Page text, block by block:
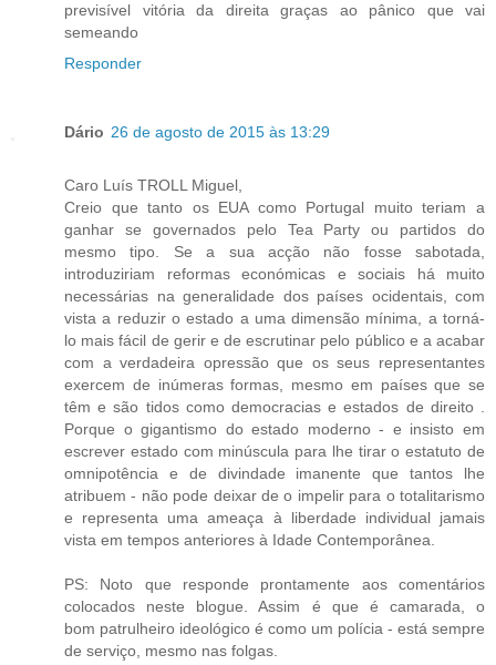
previsível vitória da direita graças ao pânico que vai
semeando
Responder
Dário 26 de agosto de 2015 às 13:29
Caro Luís TROLL Miguel,
Creio que tanto os EUA como Portugal muito teriam a
ganhar se governados pelo Tea Party ou partidos do
mesmo tipo. Se a sua acção não fosse sabotada,
introduziriam reformas económicas e sociais há muito
necessárias na generalidade dos países ocidentais, com
vista a reduzir o estado a uma dimensão mínima, a torná-
lo mais fácil de gerir e de escrutinar pelo público e a acabar
com a verdadeira opressão que os seus representantes
exercem de inúmeras formas, mesmo em países que se
têm e são tidos como democracias e estados de direito .
Porque o gigantismo do estado moderno - e insisto em
escrever estado com minúscula para lhe tirar o estatuto de
omnipotência e de divindade imanente que tantos lhe
atribuem - não pode deixar de o impelir para o totalitarismo
e representa uma ameaça à liberdade individual jamais
vista em tempos anteriores à Idade Contemporânea.
PS: Noto que responde prontamente aos comentários
colocados neste blogue. Assim é que é camarada, o
bom patrulheiro ideológico é como um polícia - está sempre
de serviço, mesmo nas folgas.